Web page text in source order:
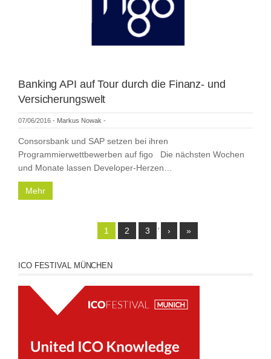
Banking API auf Tour durch die Finanz- und
Versicherungswelt
07/06/2016 - Markus Nowak -
Consorsbank und SAP setzen bei ihren
Programmierwettbewerben auf figo Die nächsten Wochen
und Monate lassen Developer-Herzen…
Mehr
1 2 3 ' › »
ICO FESTIVAL MÜNCHEN